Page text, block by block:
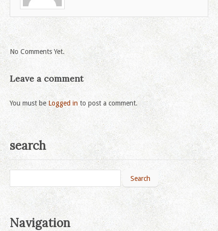
No Comments Yet.
Leave a comment
You must beLogged in to post a comment.
search
Navigation